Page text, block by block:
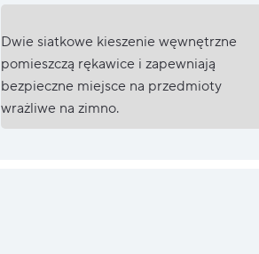
Dwie siatkowe kieszenie węwnętrzne
pomieszczą rękawice i zapewniają
bezpieczne miejsce na przedmioty
wrażliwe na zimno.